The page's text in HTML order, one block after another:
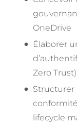
OneDrive
Élaborer
Zero Trust)
Structurer
lifecycle